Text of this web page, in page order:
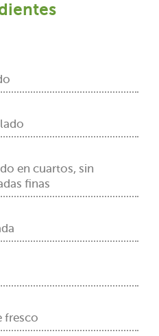
en cuartos, sin
finas
fresco